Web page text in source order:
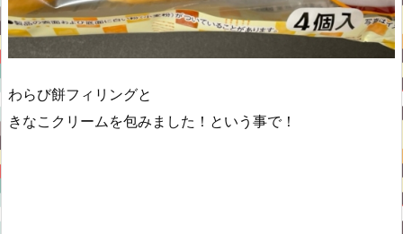
わらび餅フィリングと
きなこクリームを包みました！という事で！